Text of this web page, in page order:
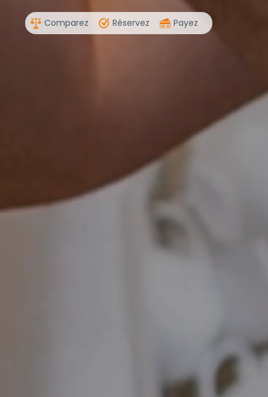
Comparez Réservez Payez